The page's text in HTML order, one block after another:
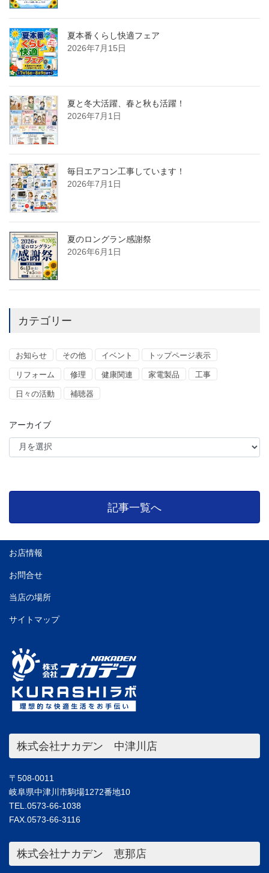
夏本番くらし快適フェア
2026年7月15日
夏と冬大活躍、春と秋も活躍！
2026年7月1日
毎日エアコン工事しています！
2026年7月1日
夏のロングラン感謝祭
2026年6月1日
カテゴリー
お知らせ その他 イベント トップページ表示
リフォーム 修理 健康関連 家電製品 工事
日々の活動 補聴器
アーカイブ
記事一覧へ
お店情報
お問合せ
当店の場所
サイトマップ
株式会社ナカデン 中津川店
〒508-0011
岐阜県中津川市駒場1272番地10
TEL.0573-66-1038
FAX.0573-66-3116
株式会社ナカデン 恵那店